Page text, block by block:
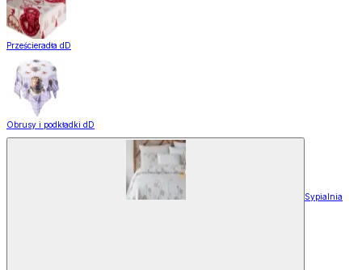
Prześcieradła dD
Obrusy i podkładki dD
Sypialnia